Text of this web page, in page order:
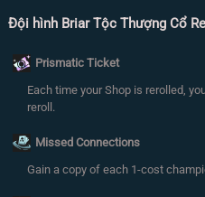
Đội hình Briar Tộc Thượng Cổ
Prismatic Ticket
Each time your Shop is rerolled,
reroll.
Missed Connections
Gain a copy of each 1-cost